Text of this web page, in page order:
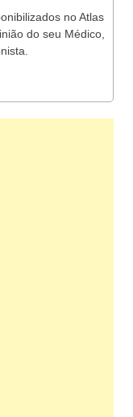
no Atlas
do seu Médico,